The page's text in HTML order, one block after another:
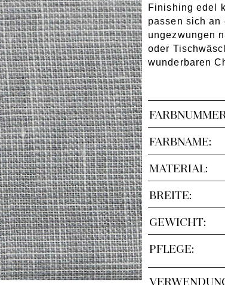
Finishing edel
passen sich an
ungezwungen
oder
wunderbaren
FARBNAME:
MATERIAL:
BREITE:
GEWICHT:
PFLEGE: